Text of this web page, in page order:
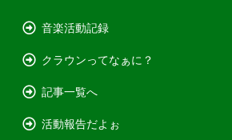
音楽活動記録
クラウンってなぁに？
記事一覧へ
活動報告だよぉ